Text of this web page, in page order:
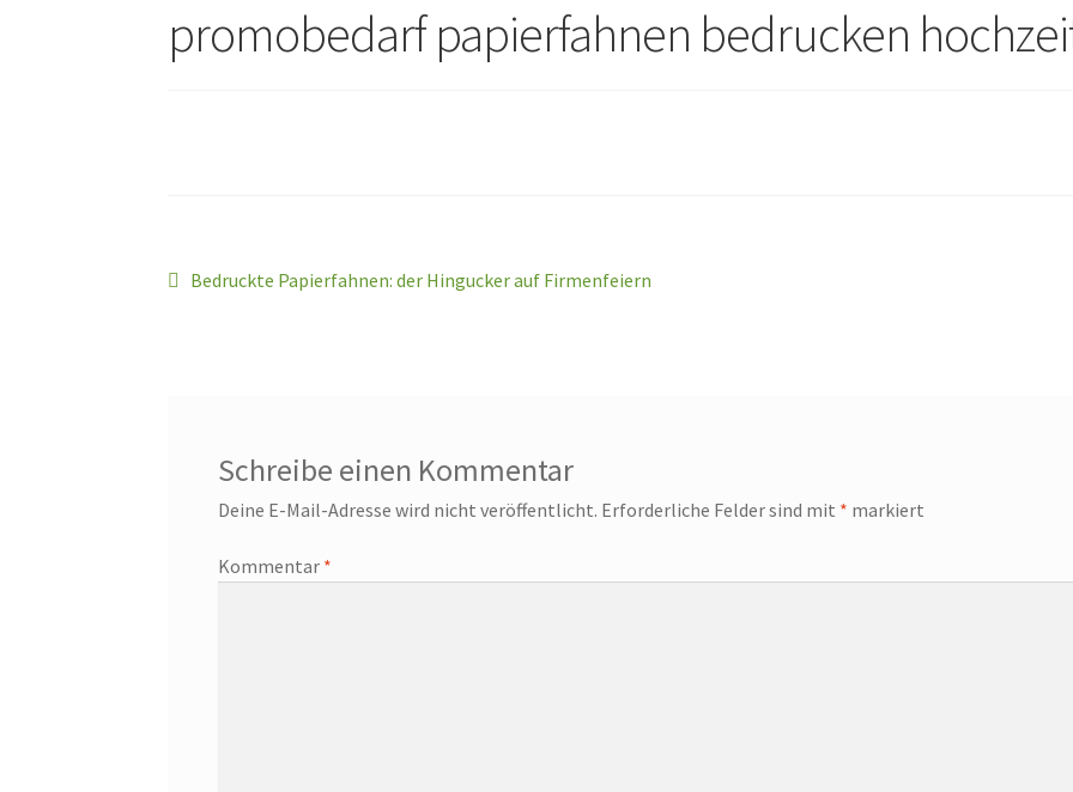
promobedarf papierfahnen bedrucken
Beitragsnavigation
Vorheriger
Bedruckte Papierfahnen: der Hingucker auf Firmenfeiern
Schreibe einen Kommentar
Deine E-Mail-Adresse wird nicht veröffentlicht. Erforderliche Felder sind mit * markiert
Kommentar *